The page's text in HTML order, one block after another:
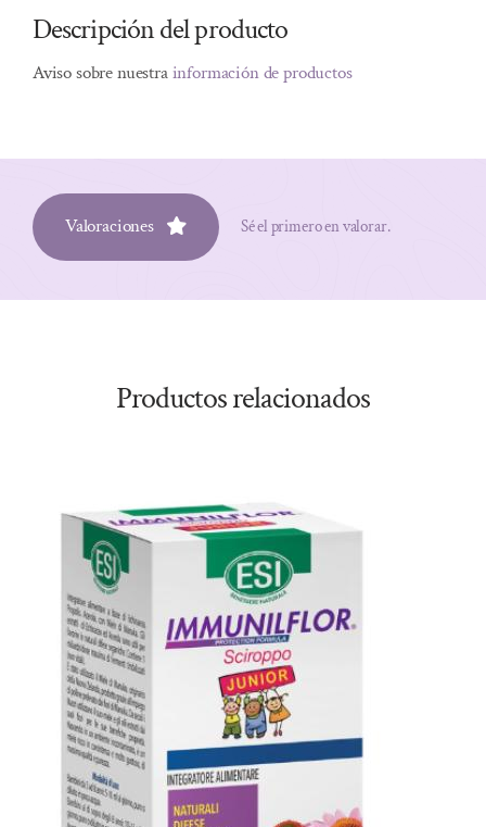
Descripción del producto
Aviso sobre nuestrainformación de productos
Valoraciones Sé el primero en valorar.
Productos relacionados